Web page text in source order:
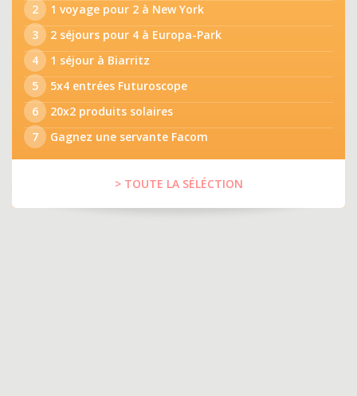
2
1 voyage pour 2 à New York
3
2 séjours pour 4 à Europa-Park
4
1 séjour à Biarritz
5
5x4 entrées Futuroscope
6
20x2 produits solaires
7
Gagnez une servante Facom
> TOUTE LA SÉLÉCTION